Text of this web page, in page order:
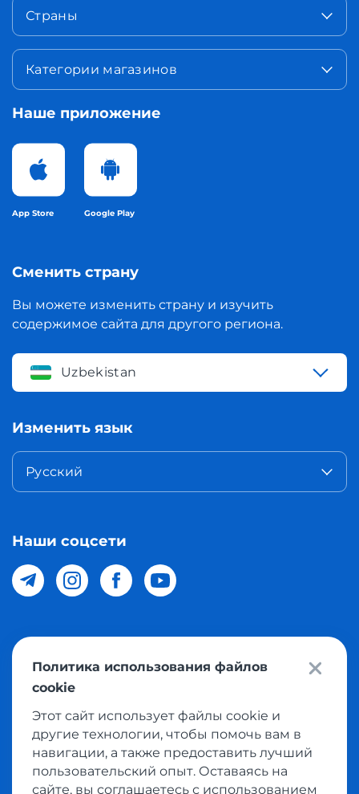
Страны
Категории магазинов
Наше приложение
App Store Google Play
Сменить страну
Вы можете изменить страну и изучить
содержимое сайта для другого региона.
Uzbekistan
Изменить язык
Русский
Наши соцсети
© 2026 Meest Shopping доставка покупок с интернет
магазинов мира в Узбекистан. Все права защищены
Политика конфиденциальности
Публичная оферта
Условия использования сервисом выкупа товаров
Политика использования файлов
cookie
Этот сайт использует файлы cookie и
другие технологии, чтобы помочь вам в
навигации, а также предоставить лучший
пользовательский опыт. Оставаясь на
сайте, вы соглашаетесь с использованием